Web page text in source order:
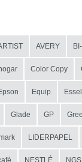
AVERY
Color Copy
Equip
Glade GP
LIDERPAPEL
NESTLÉ NGS